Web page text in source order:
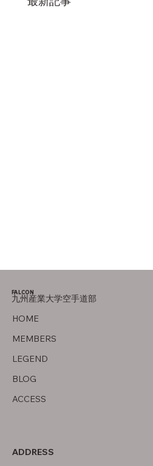
竜泉寺の湯！
HOME
MEMBERS
LEGEND
BLOG
ACCESS
FALCON
九州産業大学空手道部
ADDRESS